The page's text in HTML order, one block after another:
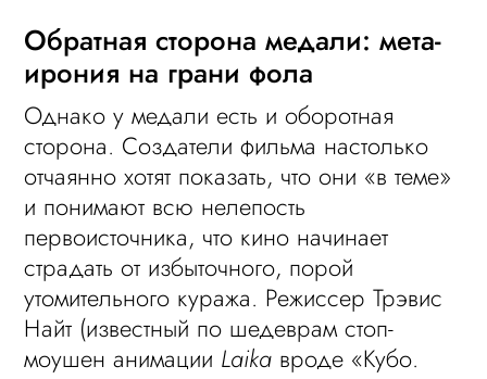
Обратная сторона медали: мета-
ирония на грани фола
Однако у медали есть и оборотная
сторона. Создатели фильма настолько
отчаянно хотят показать, что они «в теме»
и понимают всю нелепость
первоисточника, что кино начинает
страдать от избыточного, порой
утомительного куража. Режиссер Трэвис
Найт (известный по шедеврам стоп-
моушен анимации Laika вроде «Кубо.